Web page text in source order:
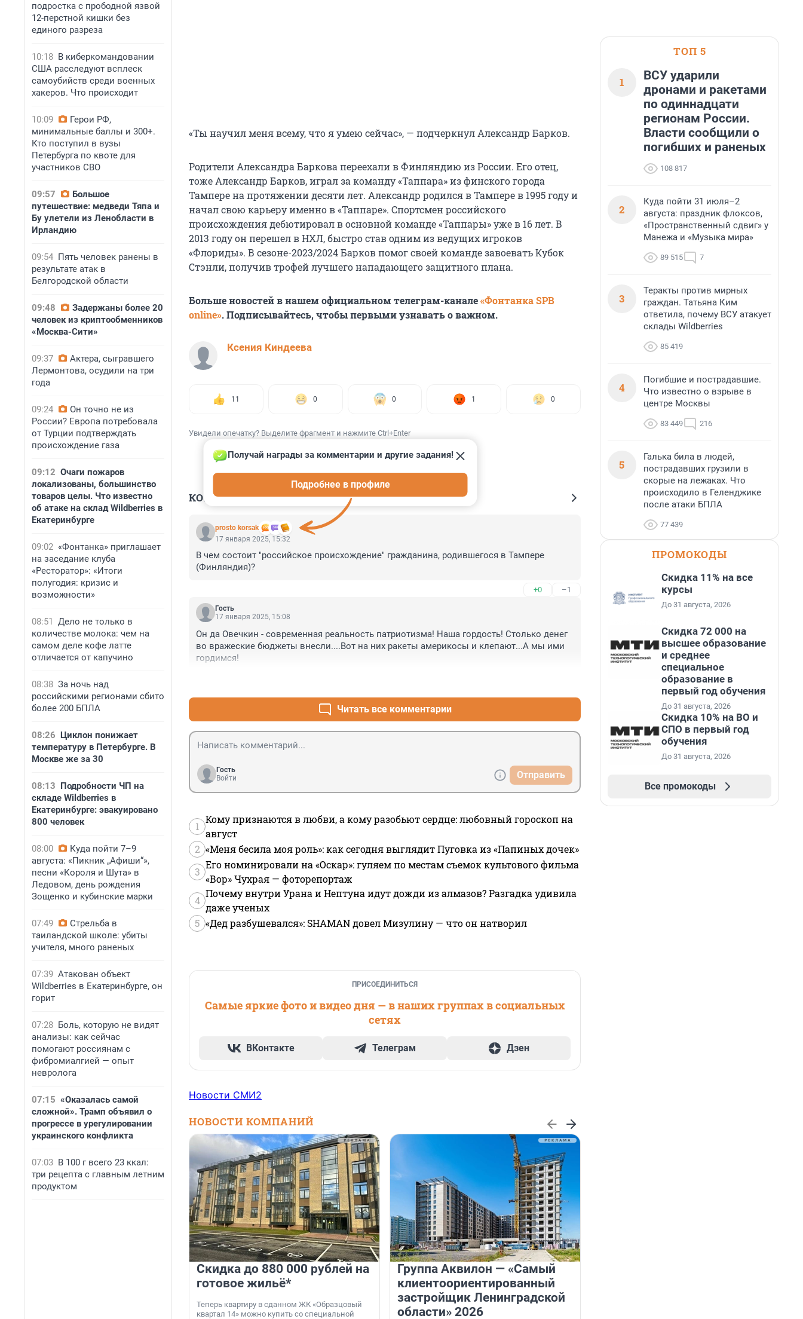
подростка с прободной язвой
12-перстной кишки без
единого разреза
10:18 В киберкомандовании
США расследуют всплеск
самоубийств среди военных
хакеров. Что происходит
10:09
Герои РФ,
минимальные баллы и 300+.
Кто поступил в вузы
Петербурга по квоте для
участников СВО
09:57
Большое
путешествие: медведи Тяпа и
Бу улетели из Ленобласти в
Ирландию
09:54 Пять человек ранены в
результате атак в
Белгородской области
09:48
Задержаны более 20
человек из криптообменников
«Москва-Сити»
09:37
Актера, сыгравшего
Лермонтова, осудили на три
года
09:24
Он точно не из
России? Европа потребовала
от Турции подтверждать
происхождение газа
09:12 Очаги пожаров
локализованы, большинство
товаров целы. Что известно
об атаке на склад Wildberries в
Екатеринбурге
09:02 «Фонтанка» приглашает
на заседание клуба
«Ресторатор»: «Итоги
полугодия: кризис и
возможности»
08:51 Дело не только в
количестве молока: чем на
самом деле кофе латте
отличается от капучино
08:38 За ночь над
российскими регионами сбито
более 200 БПЛА
08:26 Циклон понижает
температуру в Петербурге. В
Москве же за 30
08:13 Подробности ЧП на
складе Wildberries в
Екатеринбурге: эвакуировано
800 человек
08:00
Куда пойти 7–9
августа: «Пикник „Афиши“»,
песни «Короля и Шута» в
Ледовом, день рождения
Зощенко и кубинские марки
07:49
Стрельба в
таиландской школе: убиты
учителя, много раненых
07:39 Атакован объект
Wildberries в Екатеринбурге, он
горит
07:28 Боль, которую не видят
анализы: как сейчас
помогают россиянам с
фибромиалгией — опыт
невролога
07:15 «Оказалась самой
сложной». Трамп объявил о
прогрессе в урегулировании
украинского конфликта
07:03 В 100 г всего 23 ккал:
три рецепта с главным летним
продуктом
«Ты научил меня всему, что я умею сейчас», — подчеркнул Александр Барков.
Родители Александра Баркова переехали в Финляндию из России. Его отец,
тоже Александр Барков, играл за команду «Таппара» из финского города
Тампере на протяжении десяти лет. Александр родился в Тампере в 1995 году и
начал свою карьеру именно в «Таппаре». Спортсмен российского
происхождения дебютировал в основной команде «Таппары» уже в 16 лет. В
2013 году он перешел в НХЛ, быстро став одним из ведущих игроков
«Флориды». В сезоне-2023/2024 Барков помог своей команде завоевать Кубок
Стэнли, получив трофей лучшего нападающего защитного плана.
Больше новостей в нашем официальном телеграм-канале«Фонтанка SPB
online». Подписывайтесь, чтобы первыми узнавать о важном.
Ксения Киндеева
11 0 0 1 0
Увидели опечатку? Выделите фрагмент и нажмите Ctrl+Enter
КОММЕНТАРИИ 11
prosto korsak
Получай награды за комментарии и другие задания!
Подробнее в профиле
17 января 2025, 15:32
В чем состоит "российское происхождение" гражданина, родившегося в Тампере
(Финляндия)?
+0 –1
Гость
17 января 2025, 15:08
Он да Овечкин - современная реальность патриотизма! Наша гордость! Столько денег
во вражеские бюджеты внесли....Вот на них ракеты америкосы и клепают...А мы ими
гордимся!
Читать все комментарии
Гость
Войти
Отправить
1
Кому признаются в любви, а кому разобьют сердце: любовный гороскоп на
август
2 «Меня бесила моя роль»: как сегодня выглядит Пуговка из «Папиных дочек»
3
Его номинировали на «Оскар»: гуляем по местам съемок культового фильма
«Вор» Чухрая — фоторепортаж
4
Почему внутри Урана и Нептуна идут дожди из алмазов? Разгадка удивила
даже ученых
5 «Дед разбушевался»: SHAMAN довел Мизулину — что он натворил
ПРИСОЕДИНИТЬСЯ
Самые яркие фото и видео дня — в наших группах в социальных
сетях
ВКонтакте Телеграм Дзен
Новости СМИ2
НОВОСТИ КОМПАНИЙ
Скидка до 880 000 рублей на
готовое жильё*
Теперь квартиру в сданном ЖК «Образцовый
квартал 14» можно купить со специальной
Группа Аквилон — «Самый
клиентоориентированный
застройщик Ленинградской
области» 2026
ТОП 5
1
ВСУ ударили
дронами и ракетами
по одиннадцати
регионам России.
Власти сообщили о
погибших и раненых
108 817
2
Куда пойти 31 июля–2
августа: праздник флоксов,
«Пространственный сдвиг» у
Манежа и «Музыка мира»
89 515 7
3
Теракты против мирных
граждан. Татьяна Ким
ответила, почему ВСУ атакует
склады Wildberries
85 419
4
Погибшие и пострадавшие.
Что известно о взрыве в
центре Москвы
83 449 216
5
Галька била в людей,
пострадавших грузили в
скорые на лежаках. Что
происходило в Геленджике
после атаки БПЛА
77 439
ПРОМОКОДЫ
Скидка 11% на все
курсы
До 31 августа, 2026
Скидка 72 000 на
высшее образование
и среднее
специальное
образование в
первый год обучения
До 31 августа, 2026
Скидка 10% на ВО и
СПО в первый год
обучения
До 31 августа, 2026
Все промокоды